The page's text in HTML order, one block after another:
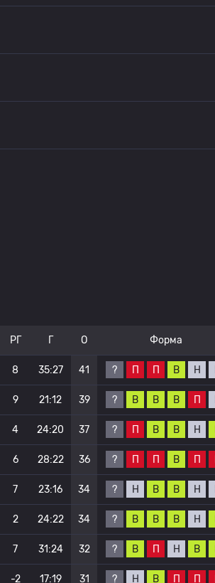
РГ Г О Форма
8 35:27 41 ? П П В Н
9 21:12 39 ? В В В П
4 24:20 37 ? П В В Н
6 28:22 36 ? П П В П
7 23:16 34 ? Н В В Н
2 24:22 34 ? В В В Н
7 31:24 32 ? В П Н В
-2 17:19 31 ? Н В П П